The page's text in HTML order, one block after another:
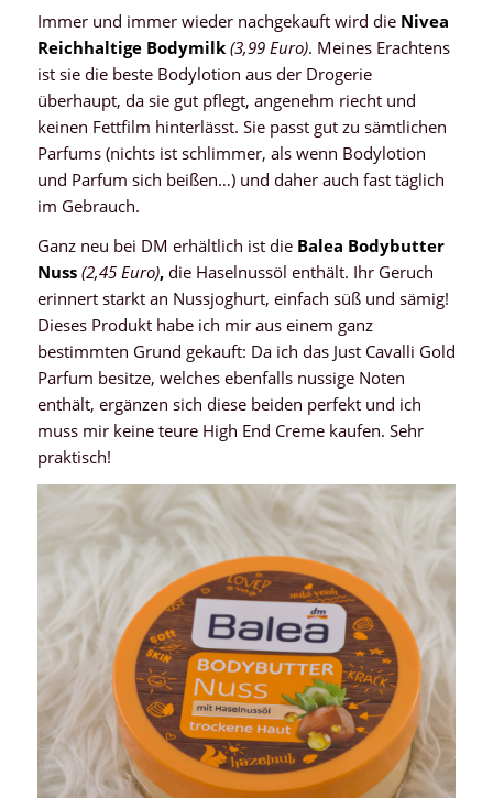
Immer und immer wieder nachgekauft wird die Nivea
Reichhaltige Bodymilk (3,99 Euro). Meines Erachtens
ist sie die beste Bodylotion aus der Drogerie
überhaupt, da sie gut pflegt, angenehm riecht und
keinen Fettfilm hinterlässt. Sie passt gut zu sämtlichen
Parfums (nichts ist schlimmer, als wenn Bodylotion
und Parfum sich beißen…) und daher auch fast täglich
im Gebrauch.
Ganz neu bei DM erhältlich ist dieBalea Bodybutter
Nuss (2,45 Euro),die Haselnussöl enthält. Ihr Geruch
erinnert starkt an Nussjoghurt, einfach süß und sämig!
Dieses Produkt habe ich mir aus einem ganz
bestimmten Grund gekauft: Da ich das Just Cavalli Gold
Parfum besitze, welches ebenfalls nussige Noten
enthält, ergänzen sich diese beiden perfekt und ich
muss mir keine teure High End Creme kaufen. Sehr
praktisch!